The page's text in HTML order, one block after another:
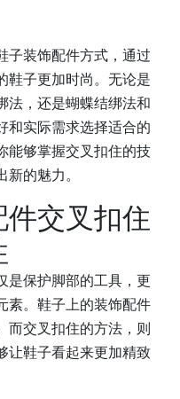
子装饰配件方式，通过
鞋子更加时尚。无论是
法，还是蝴蝶结绑法和
和实际需求选择适合的
能够掌握交叉扣住的技
的魅力。
交叉扣住
是保护脚部的工具，更
素。鞋子上的装饰配件
而交叉扣住的方法，则
让鞋子看起来更加精致